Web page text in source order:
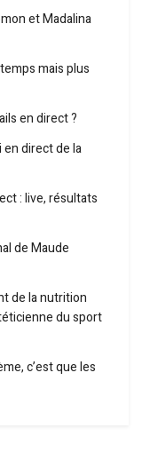
et Madalina
mais plus
en direct ?
en direct de la
: live, résultats
de Maude
de la nutrition
du sport
c’est que les